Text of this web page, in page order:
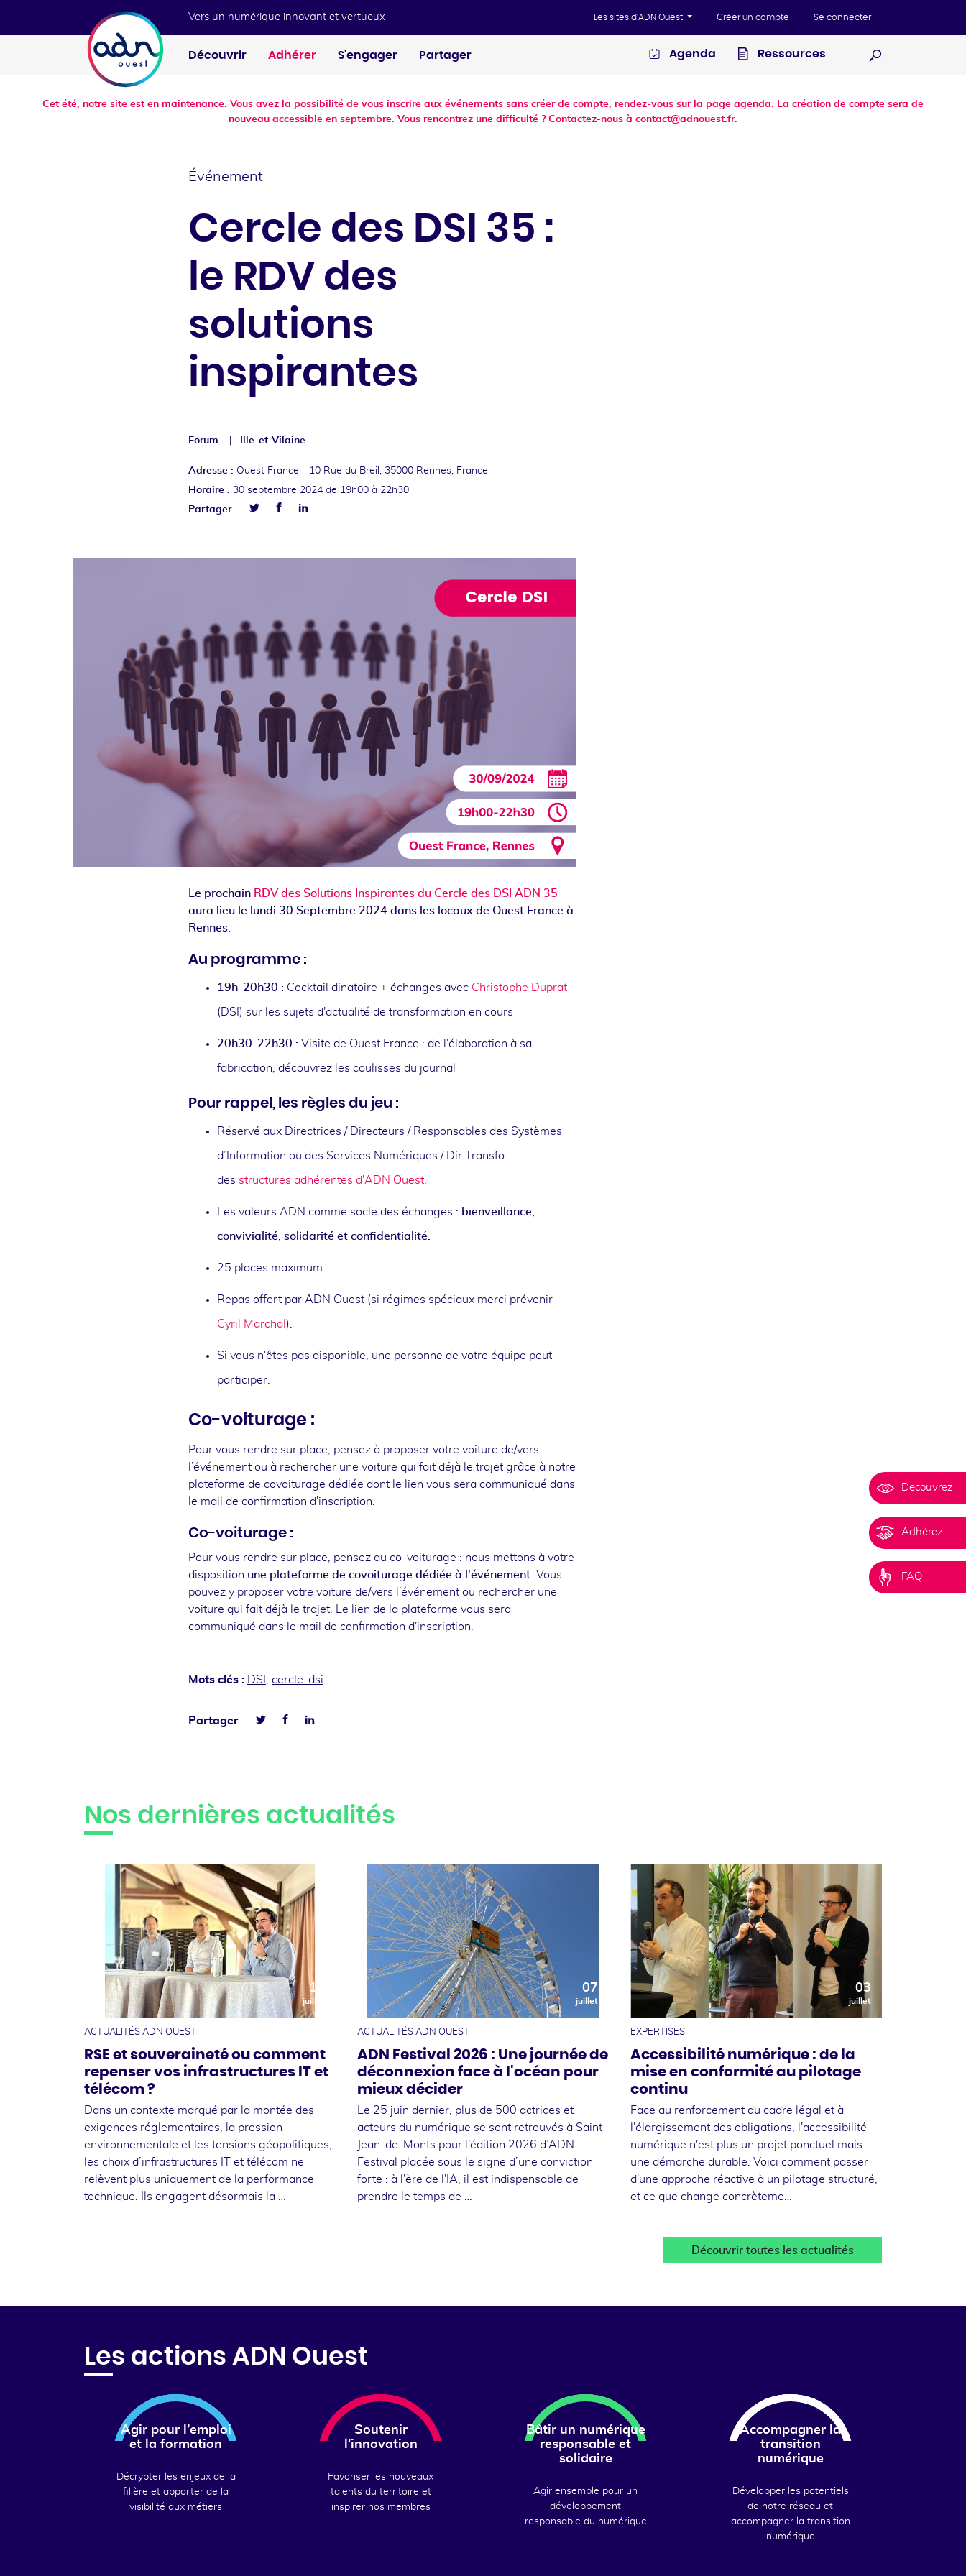
Vers un numérique innovant et vertueux Les sites d'ADN Ouest Créer un compte Se connecter
Découvrir Adhérer S'engager Partager Agenda
Ressources
Cet été, notre site est en maintenance. Vous avez la possibilité de vous inscrire aux événements sans créer de compte, rendez-vous sur la page agenda. La création de compte sera de
nouveau accessible en septembre. Vous rencontrez une difficulté ? Contactez-nous à contact@adnouest.fr.
Événement
Cercle des DSI 35 :
le RDV des
solutions
inspirantes
Forum Ille-et-Vilaine
Adresse : Ouest France - 10 Rue du Breil, 35000 Rennes, France
Horaire : 30 septembre 2024 de 19h00 à 22h30
Partager
FacebookLinkedin
Le prochain RDV des Solutions Inspirantes du Cercle des DSI ADN 35
aura lieu le lundi 30 Septembre 2024 dans les locaux de Ouest France à
Rennes.
Au programme :
19h-20h30 : Cocktail dinatoire + échanges avec Christophe Duprat
(DSI) sur les sujets d'actualité de transformation en cours
20h30-22h30 : Visite de Ouest France : de l'élaboration à sa
fabrication, découvrez les coulisses du journal
Pour rappel, les règles du jeu :
Réservé aux Directrices / Directeurs / Responsables des Systèmes
d’Information ou des Services Numériques / Dir Transfo
des structures adhérentes d'ADN Ouest.
Les valeurs ADN comme socle des échanges : bienveillance,
convivialité, solidarité et confidentialité.
25 places maximum.
Repas offert par ADN Ouest (si régimes spéciaux merci prévenir
Cyril Marchal ).
Si vous n'êtes pas disponible, une personne de votre équipe peut
participer.
Co-voiturage :
Pour vous rendre sur place, pensez à proposer votre voiture de/vers
l’événement ou à rechercher une voiture qui fait déjà le trajet grâce à notre
plateforme de covoiturage dédiée dont le lien vous sera communiqué dans
le mail de confirmation d'inscription.
Co-voiturage :
Pour vous rendre sur place, pensez au co-voiturage : nous mettons à votre
disposition une plateforme de covoiturage dédiée à l'événement. Vous
pouvez y proposer votre voiture de/vers l’événement ou rechercher une
voiture qui fait déjà le trajet. Le lien de la plateforme vous sera
communiqué dans le mail de confirmation d'inscription.
Mots clés : DSI , cercle-dsi
Partager
FacebookLinkedin
Decouvrez
Adhérez
FAQ
Nos dernières actualités
10
juillet
ACTUALITÉS ADN OUEST
RSE et souveraineté ou comment
repenser vos infrastructures IT et
télécom ?
Dans un contexte marqué par la montée des
exigences réglementaires, la pression
environnementale et les tensions géopolitiques,
les choix d’infrastructures IT et télécom ne
relèvent plus uniquement de la performance
technique. Ils engagent désormais la …
07
juillet
ACTUALITÉS ADN OUEST
ADN Festival 2026 : Une journée de
déconnexion face à l'océan pour
mieux décider
Le 25 juin dernier, plus de 500 actrices et
acteurs du numérique se sont retrouvés à Saint-
Jean-de-Monts pour l'édition 2026 d’ADN
Festival placée sous le signe d’une conviction
forte : à l'ère de l'IA, il est indispensable de
prendre le temps de …
03
juillet
EXPERTISES
Accessibilité numérique : de la
mise en conformité au pilotage
continu
Face au renforcement du cadre légal et à
l'élargissement des obligations, l'accessibilité
numérique n'est plus un projet ponctuel mais
une démarche durable. Voici comment passer
d'une approche réactive à un pilotage structuré,
et ce que change concrèteme…
Découvrir toutes les actualités
Les actions ADN Ouest
Agir pour l’emploi
et la formation
Décrypter les enjeux de la
filière et apporter de la
visibilité aux métiers
Soutenir
l'innovation
Favoriser les nouveaux
talents du territoire et
inspirer nos membres
Bâtir un numérique
responsable et
solidaire
Agir ensemble pour un
développement
responsable du numérique
Accompagner la
transition
numérique
Développer les potentiels
de notre réseau et
accompagner la transition
numérique